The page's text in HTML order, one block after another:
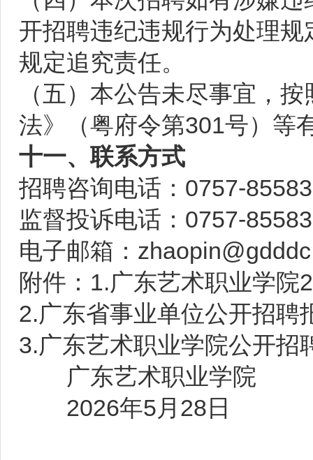
开招聘违纪违规行为处理
规定追究责任。
（五）本公告未尽事宜，
法》（粤府令第301号）等
十一、联系方式
招聘咨询电话：0757-
监督投诉电话：0757-
电子邮箱：
附件： 1.广东艺术职业学院
2.广东省事业单位公开招聘
3.广东艺术职业学院公开招
广东艺术职业学院
2026年5月28日